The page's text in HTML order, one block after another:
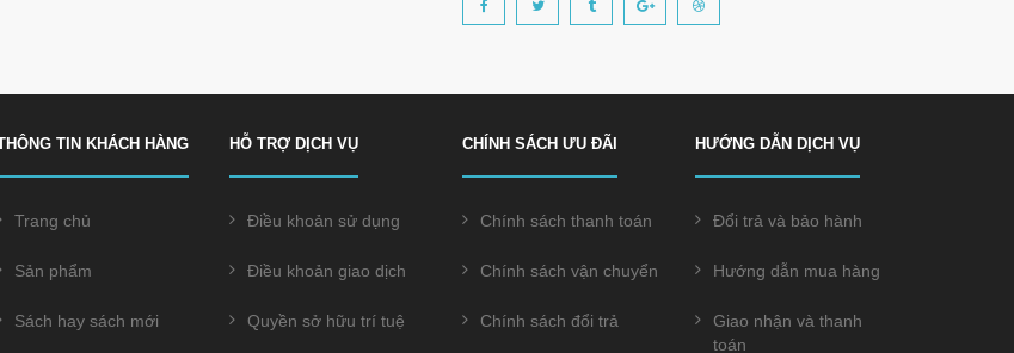
TIN KHÁCH HÀNG
Trang chủ
Sản phẩm
Sách hay sách mới
HỖ TRỢ DỊCH VỤ
Điều khoản sử dụng
Điều khoản giao dịch
Quyền sở hữu trí tuệ
CHÍNH SÁCH ƯU ĐÃI
Chính sách thanh toán
Chính sách vận chuyển
Chính sách đổi trả
HƯỚNG DẪN DỊCH VỤ
Đổi trả và bảo hành
Hướng dẫn mua hàng
Giao nhận và thanh
toán